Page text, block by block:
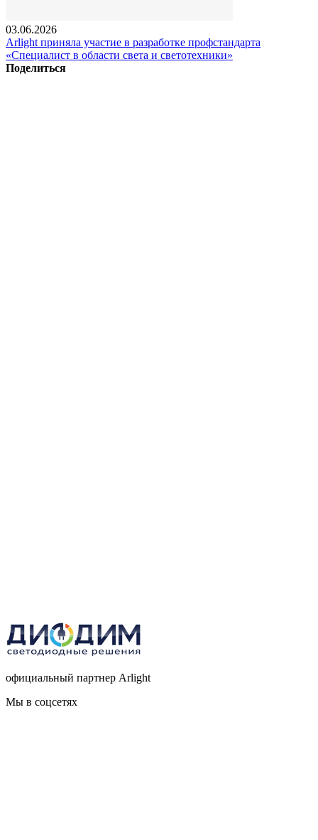
03.06.2026
Arlight приняла участие в разработке профстандарта
«Специалист в области света и светотехники»
Поделиться
официальный партнер Arlight
Мы в соцсетях